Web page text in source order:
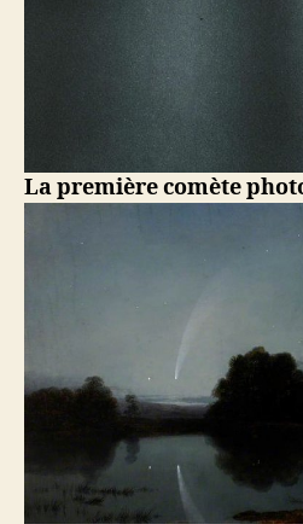
La première comète